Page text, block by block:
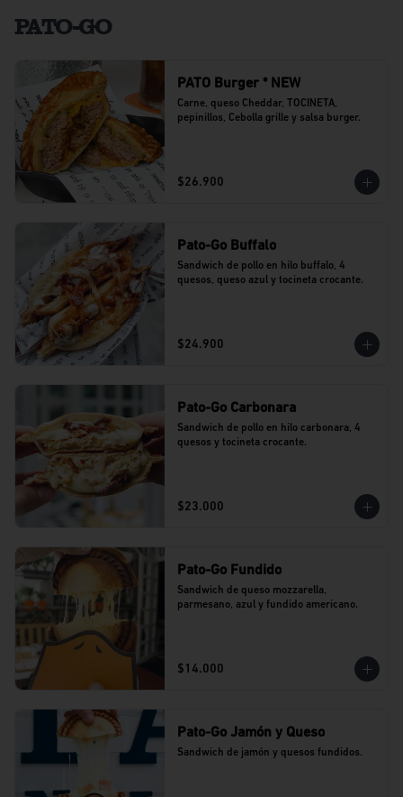
PATO-GO
PATO Burger * NEW
Carne, queso Cheddar, TOCINETA,
pepinillos, Cebolla grille y salsa burger.
$26.900
Pato-Go Buffalo
Sandwich de pollo en hilo buffalo, 4
quesos, queso azul y tocineta crocante.
$24.900
Pato-Go Carbonara
Sandwich de pollo en hilo carbonara, 4
quesos y tocineta crocante.
$23.000
Pato-Go Fundido
Sandwich de queso mozzarella,
parmesano, azul y fundido americano.
$14.000
Pato-Go Jamón y Queso
Sandwich de jamón y quesos fundidos.